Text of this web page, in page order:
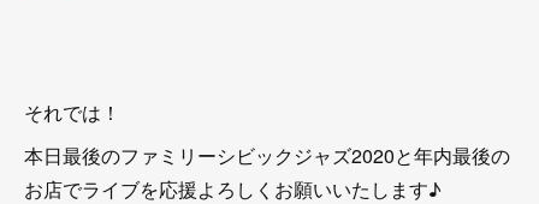
それでは！
本日最後のファミリーシビックジャズ2020と年内最後の
お店でライブを応援よろしくお願いいたします♪